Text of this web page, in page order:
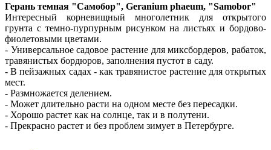
Герань темная "Самобор", Geranium phaeum, "Samobor"
Интересный корневищный многолетник для открытого
грунта с темно-пурпурным рисунком на листьях и бордово-
фиолетовыми цветами.
- Универсальное садовое растение для миксбордеров, рабаток,
травянистых бордюров, заполнения пустот в саду.
- В пейзажных садах - как травянистое растение для открытых
мест.
- Размножается делением.
- Может длительно расти на одном месте без пересадки.
- Хорошо растет как на солнце, так и в полутени.
- Прекрасно растет и без проблем зимует в Петербурге.